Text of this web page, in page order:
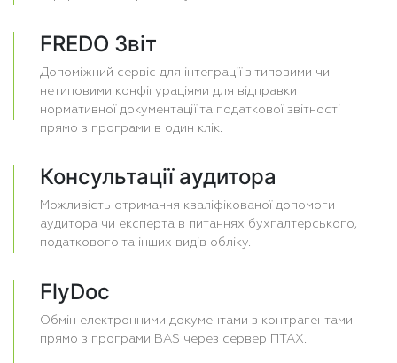
FREDO Звіт
Допоміжний сервіс для інтеграції з типовими чи
нетиповими конфігураціями для відправки
нормативної документації та податкової звітності
прямо з програми в один клік.
Консультації аудитора
Можливість отримання кваліфікованої допомоги
аудитора чи експерта в питаннях бухгалтерського,
податкового та інших видів обліку.
FlyDoc
Обмін електронними документами з контрагентами
прямо з програми BAS через сервер ПТАХ.